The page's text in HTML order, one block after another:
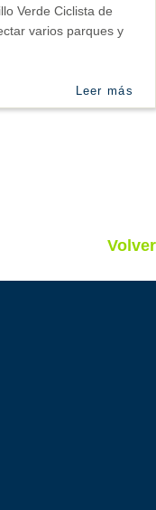
Verde Ciclista de
varios parques y
Leer más
Volver